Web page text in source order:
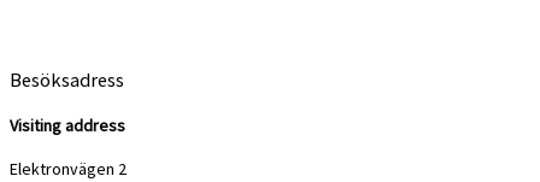
Besöksadress
Visiting address
Elektronvägen 2